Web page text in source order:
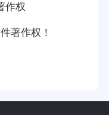
作权
著作权！